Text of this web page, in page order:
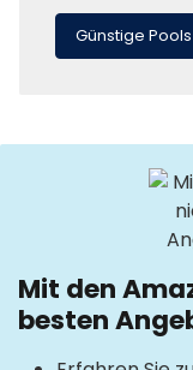
Günstige
Mit den
besten